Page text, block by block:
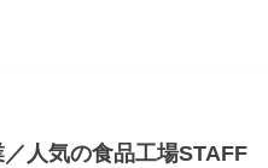
人気の食品工場STAFF